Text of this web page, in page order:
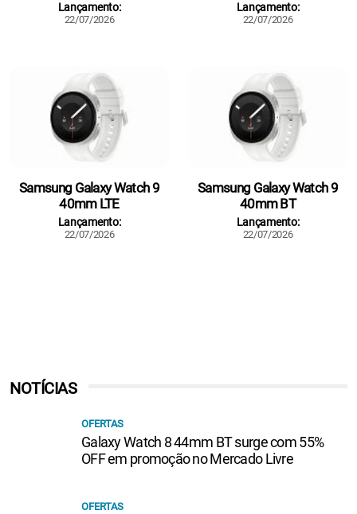
Lançamento:
22/07/2026
Lançamento:
22/07/2026
Samsung Galaxy Watch 9
40mm LTE
Lançamento:
22/07/2026
Samsung Galaxy Watch 9
40mm BT
Lançamento:
22/07/2026
NOTÍCIAS
OFERTAS
Galaxy Watch 8 44mm BT surge com 55%
OFF em promoção no Mercado Livre
OFERTAS